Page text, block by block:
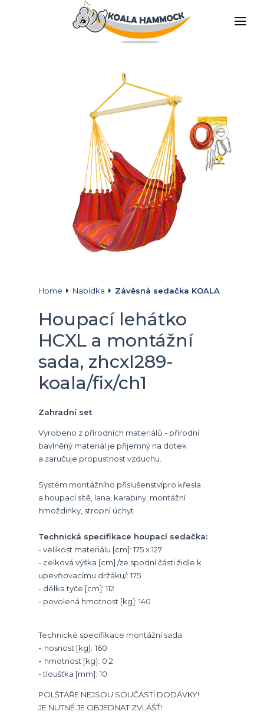
STAŇTE SE DISTRIBUTOREM
Home Nabídka Závěsná sedačka KOALA
Houpací lehátko
HCXL a montážní
sada, zhcxl289-
koala/fix/ch1
Zahradní set
Vyrobeno z přírodních materiálů - přírodní
bavlněný materiál je příjemný na dotek
a zaručuje propustnost vzduchu.
Systém montážního příslušenstvípro křesla
a houpací sítě, lana, karabiny, montážní
hmoždinky, stropní úchyt.
Technická specifikace houpací sedačka:
- velikost materiálu [cm]: 175 x 127
- celková výška [cm] /ze spodní části židle k
upevňovacímu držáku/: 175
- délka tyče [cm]: 112
- povolená hmotnost [kg]: 140
Technické specifikace montážní sada:
- nosnost [kg]: 160
- hmotnost [kg]: 0.2
- tloušťka [mm]: 10
POLŠTÁŘE NEJSOU SOUČÁSTÍ DODÁVKY!
JE NUTNÉ JE OBJEDNAT ZVLÁŠŤ!